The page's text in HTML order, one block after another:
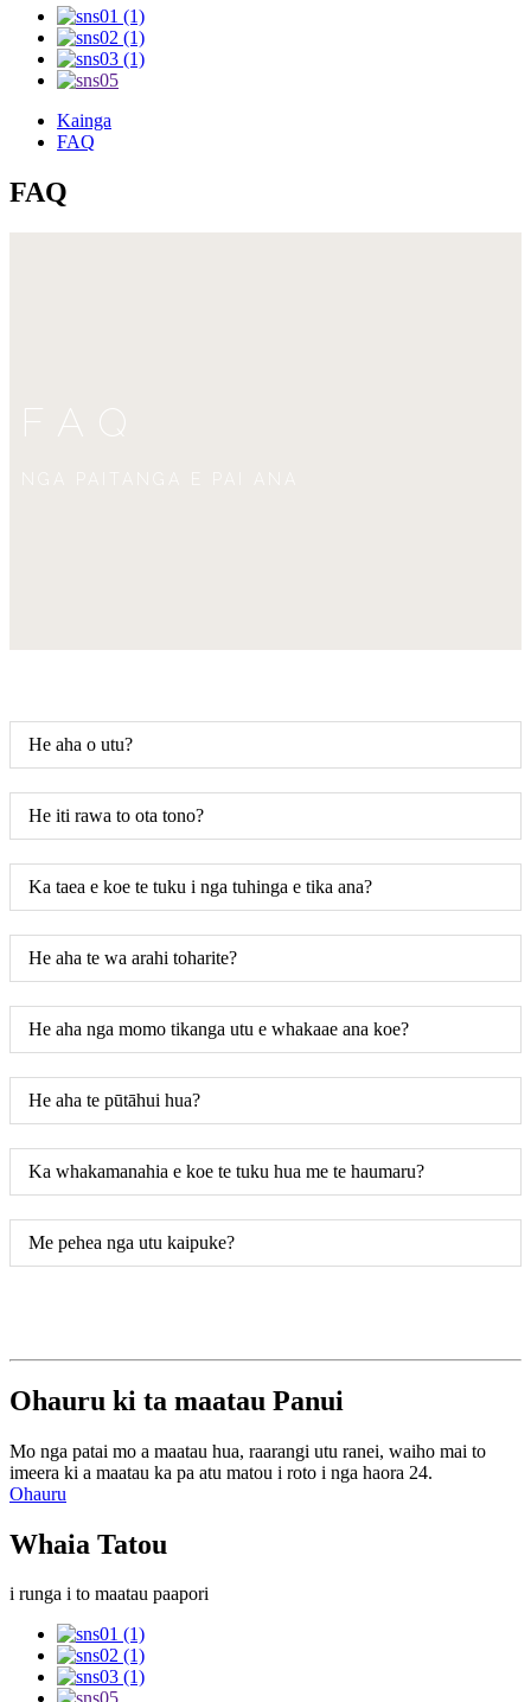
Kainga
FAQ
FAQ
FAQ
He aha o utu?
He iti rawa to ota tono?
Ka taea e koe te tuku i nga tuhinga e tika ana?
He aha te wa arahi toharite?
He aha nga momo tikanga utu e whakaae ana koe?
He aha te pūtāhui hua?
Ka whakamanahia e koe te tuku hua me te haumaru?
Me pehea nga utu kaipuke?
Ohauru ki ta maatau Panui
Mo nga patai mo a maatau hua, raarangi utu ranei, waiho mai to
imeera ki a maatau ka pa atu matou i roto i nga haora 24.
Ohauru
Whaia Tatou
i runga i to maatau paapori